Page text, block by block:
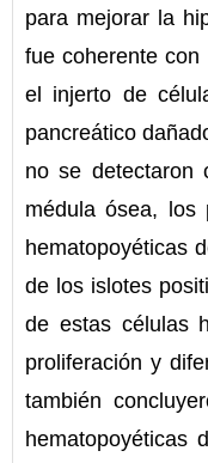
para mejorar la
fue coherente
el injerto de
pancreático
no se detectaron
médula ósea, los
hematopoyéticas
de los islotes
de estas células
proliferación y
también
hematopoyéticas